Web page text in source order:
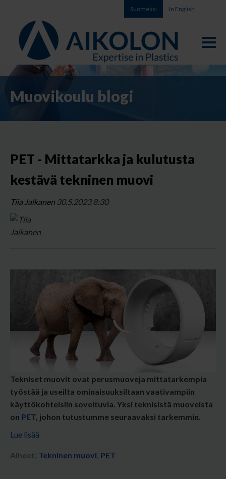
Suomeksi In English
Muovikoulu blogi
PET - Mittatarkka ja kulutusta
kestävä tekninen muovi
Tiia Jalkanen 30.5.2023 8:30
Tekniset muovit ovat perusmuoveja mittatarkempia
työstää ja useilta ominaisuuksiltaan vaativampiin
käyttökohteisiin soveltuvia. Yksi teknisistä muoveista
on PET, johon tutustumme seuraavaksi tarkemmin.
Lue lisää
Aiheet: Tekninen muovi, PET